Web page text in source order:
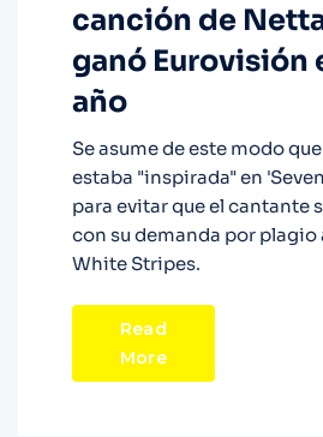
canción de
ganó Eurovisión
año
Se asume de este modo
estaba "inspirada" en
para evitar que el cantante
con su demanda por plagio
White Stripes.
Read
More